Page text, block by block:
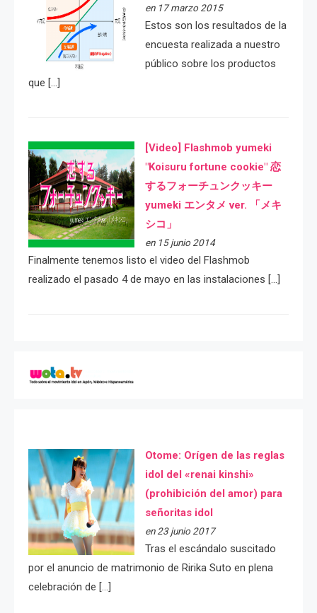
en 17 marzo 2015
Estos son los resultados de la
encuesta realizada a nuestro
público sobre los productos
que […]
[Video] Flashmob yumeki
"Koisuru fortune cookie" 恋
するフォーチュンクッキー
yumeki エンタメ ver. 「メキ
シコ」
en 15 junio 2014
Finalmente tenemos listo el video del Flashmob
realizado el pasado 4 de mayo en las instalaciones […]
Otome: Orígen de las reglas
idol del «renai kinshi»
(prohibición del amor) para
señoritas idol
en 23 junio 2017
Tras el escándalo suscitado
por el anuncio de matrimonio de Ririka Suto en plena
celebración de […]